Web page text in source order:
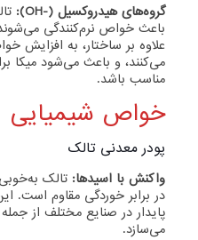
گروه‌های هیدروکسیل (-OH):
باعث خواص نرم‌کنندگی
علاوه بر ساختار، به افزایش
می‌کنند، و باعث می‌شود میکا
مناسب باشد.
خواص شیمیایی
پودر معدنی تالک
واکنش با اسیدها: تالک
در برابر خوردگی مقاوم است.
پایدار در صنایع مختلف از
می‌سازد.